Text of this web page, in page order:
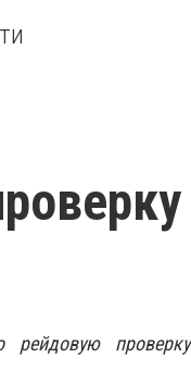
рейдовую проверку